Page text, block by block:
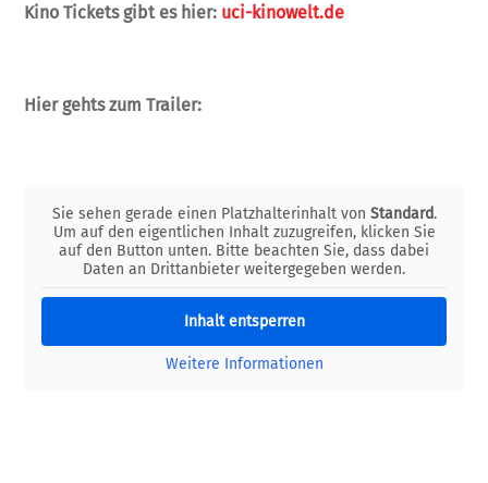
Kino Tickets gibt es hier: uci-kinowelt.de
Hier gehts zum Trailer:
Sie sehen gerade einen Platzhalterinhalt von Standard.
Um auf den eigentlichen Inhalt zuzugreifen, klicken Sie
auf den Button unten. Bitte beachten Sie, dass dabei
Daten an Drittanbieter weitergegeben werden.
Inhalt entsperren
Weitere Informationen